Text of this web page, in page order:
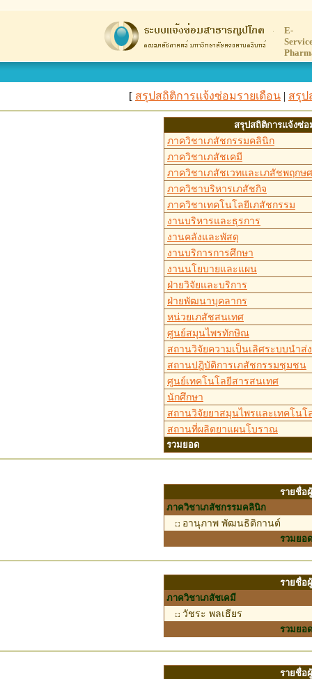
E-
[ สรุปสถิติการแจ้งซ่อมรายเดือน | สรุป
สรุปสถิติการแจ้งซ่อ
ภาควิชาเภสัชกรรมคลินิก
ภาควิชาเภสัชเคมี
ภาควิชาเภสัชเวทและเภสัชพฤกษ
ภาควิชาบริหารเภสัชกิจ
ภาควิชาเทคโนโลยีเภสัชกรรม
งานบริหารและธุรการ
งานคลังและพัสดุ
งานบริการการศึกษา
งานนโยบายและแผน
ฝ่ายวิจัยและบริการ
ฝ่ายพัฒนาบุคลากร
หน่วยเภสัชสนเทศ
ศูนย์สมุนไพรทักษิณ
สถานวิจัยความเป็นเลิศระบบนำส่
สถานปฎิบัติการเภสัชกรรมชุมชน
ศูนย์เทคโนโลยีสารสนเทศ
นักศึกษา
สถานวิจัยยาสมุนไพรและเทคโนโ
สถานที่ผลิตยาแผนโบราณ
รวมยอด
รายชื่อ
ภาควิชาเภสัชกรรมคลินิก
อานุภาพ พัฒนธิติกานต์
รวมยอด
รายชื่อ
ภาควิชาเภสัชเคมี
วัชระ พลเธียร
รวมยอด
รายชื่อ